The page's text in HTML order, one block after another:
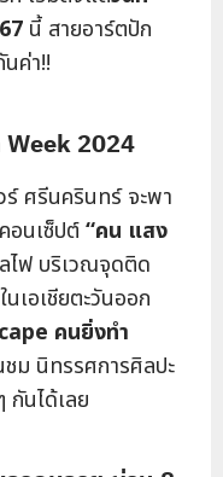
นี้ สายอาร์ตปัก
ค่า!!
Week 2024
ศรีนครินทร์ จะพา
อนเซ็ปต์“คน แสง
ไฟ บริเวณจุดติด
เอเชียตะวันออก
คนยิ่งทำ
ม นิทรรศการศิลปะ
นได้เลย